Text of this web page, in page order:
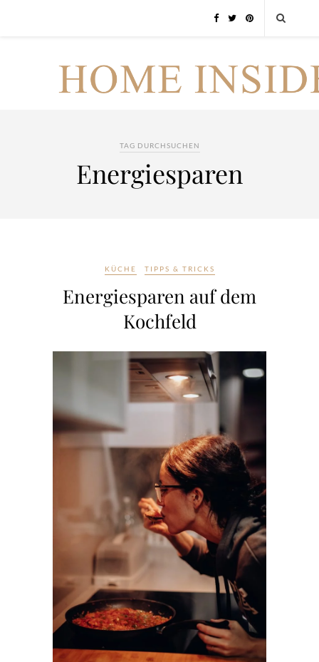
TAG DURCHSUCHEN
Energiesparen
KÜCHE TIPPS & TRICKS
Energiesparen auf dem
Kochfeld